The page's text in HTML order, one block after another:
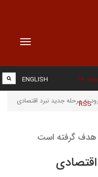
Toggle
ها
RSS
ENGLISH
به مرحله جدید نبرد اقتصادی
هدف گرفته است